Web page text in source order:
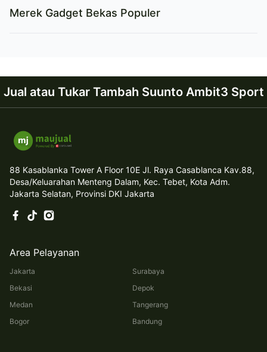
Merek Gadget Bekas Populer
Jual atau Tukar Tambah Suunto Ambit3 Sport
88 Kasablanka Tower A Floor 10E Jl. Raya Casablanca Kav.88,
Desa/Keluarahan Menteng Dalam, Kec. Tebet, Kota Adm.
Jakarta Selatan, Provinsi DKI Jakarta
Area Pelayanan
Jakarta
Bekasi
Medan
Bogor
Surabaya
Depok
Tangerang
Bandung